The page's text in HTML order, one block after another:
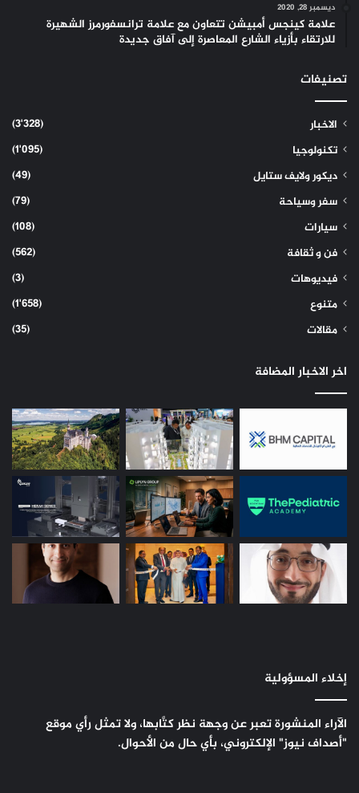
ديسمبر 28, 2020
علامة كينجس أمبيشن تتعاون مع علامة ترانسفورمرز الشهيرة
للارتقاء بأزياء الشارع المعاصرة إلى آفاق جديدة
تصنيفات
الاخبار
(3٬328)
تكنولوجيا
(1٬095)
ديكور ولايف ستايل
(49)
سفر وسياحة
(79)
سيارات
(108)
فن و ثقافة
(562)
فيديوهات
(3)
متنوع
(1٬658)
مقالات
(35)
اخر الاخبار المضافة
إخلاء المسؤولية
الآراء المنشورة تعبر عن وجهة نظر كتَّابها، ولا تمثل رأي موقع
"أصداف نيوز" الإلكتروني، بأي حال من الأحوال.